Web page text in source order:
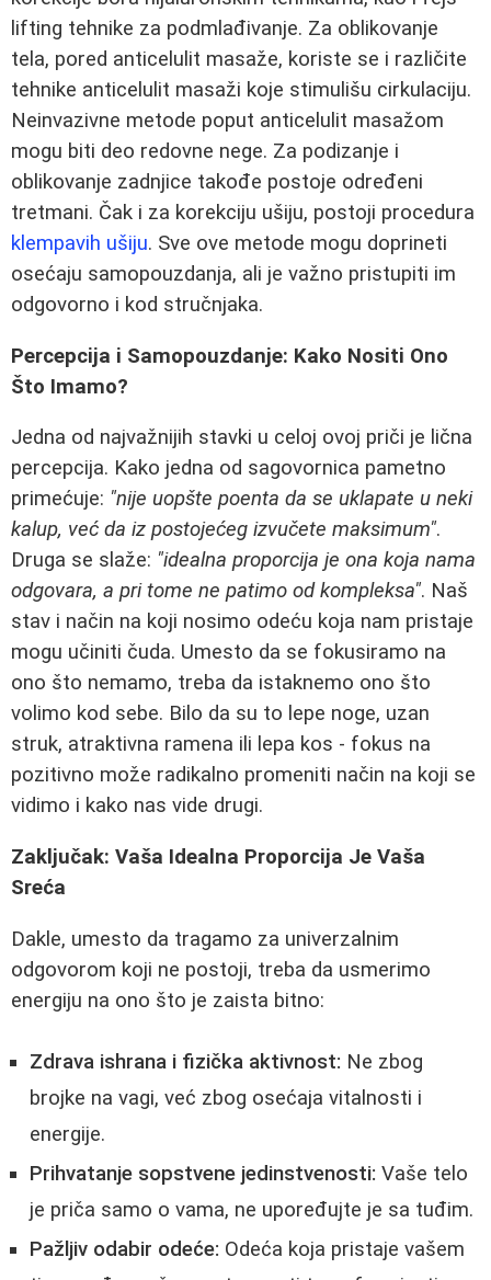
lifting tehnike za podmlađivanje. Za oblikovanje
tela, pored anticelulit masaže, koriste se i različite
tehnike anticelulit masaži koje stimulišu cirkulaciju.
Neinvazivne metode poput anticelulit masažom
mogu biti deo redovne nege. Za podizanje i
oblikovanje zadnjice takođe postoje određeni
tretmani. Čak i za korekciju ušiju, postoji procedura
klempavih ušiju. Sve ove metode mogu doprineti
osećaju samopouzdanja, ali je važno pristupiti im
odgovorno i kod stručnjaka.
Percepcija i Samopouzdanje: Kako Nositi Ono
Što Imamo?
Jedna od najvažnijih stavki u celoj ovoj priči je lična
percepcija. Kako jedna od sagovornica pametno
primećuje: "nije uopšte poenta da se uklapate u neki
kalup, već da iz postojećeg izvučete maksimum".
Druga se slaže: "idealna proporcija je ona koja nama
odgovara, a pri tome ne patimo od kompleksa". Naš
stav i način na koji nosimo odeću koja nam pristaje
mogu učiniti čuda. Umesto da se fokusiramo na
ono što nemamo, treba da istaknemo ono što
volimo kod sebe. Bilo da su to lepe noge, uzan
struk, atraktivna ramena ili lepa kos - fokus na
pozitivno može radikalno promeniti način na koji se
vidimo i kako nas vide drugi.
Zaključak: Vaša Idealna Proporcija Je Vaša
Sreća
Dakle, umesto da tragamo za univerzalnim
odgovorom koji ne postoji, treba da usmerimo
energiju na ono što je zaista bitno:
Zdrava ishrana i fizička aktivnost: Ne zbog
brojke na vagi, već zbog osećaja vitalnosti i
energije.
Prihvatanje sopstvene jedinstvenosti: Vaše telo
je priča samo o vama, ne upoređujte je sa tuđim.
Pažljiv odabir odeće: Odeća koja pristaje vašem